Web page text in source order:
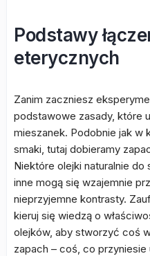
Podstawy
eterycznych
Zanim zaczniesz
podstawowe zasady, które
mieszanek. Podobnie jak w
smaki, tutaj dobieramy
Niektóre olejki naturalnie
inne mogą się wzajemnie
nieprzyjemne kontrasty.
kieruj się wiedzą o
olejków, aby stworzyć coś
zapach – coś, co